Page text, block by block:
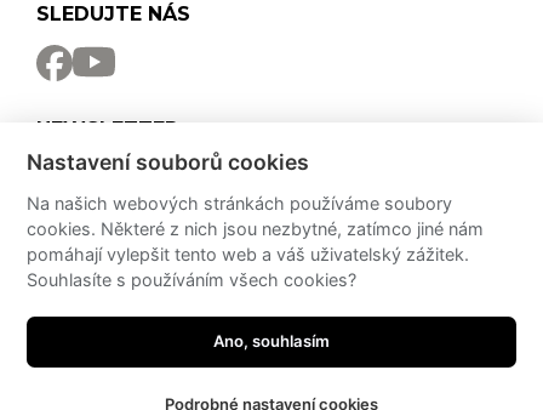
SLEDUJTE NÁS
NEWSLETTER
PRO MÉDIA
JRWN
Nastavení souborů cookies
Na našich webových stránkách používáme soubory
cookies. Některé z nich jsou nezbytné, zatímco jiné nám
pomáhají vylepšit tento web a váš uživatelský zážitek.
Souhlasíte s používáním všech cookies?
Ano, souhlasím
Podrobné nastavení cookies